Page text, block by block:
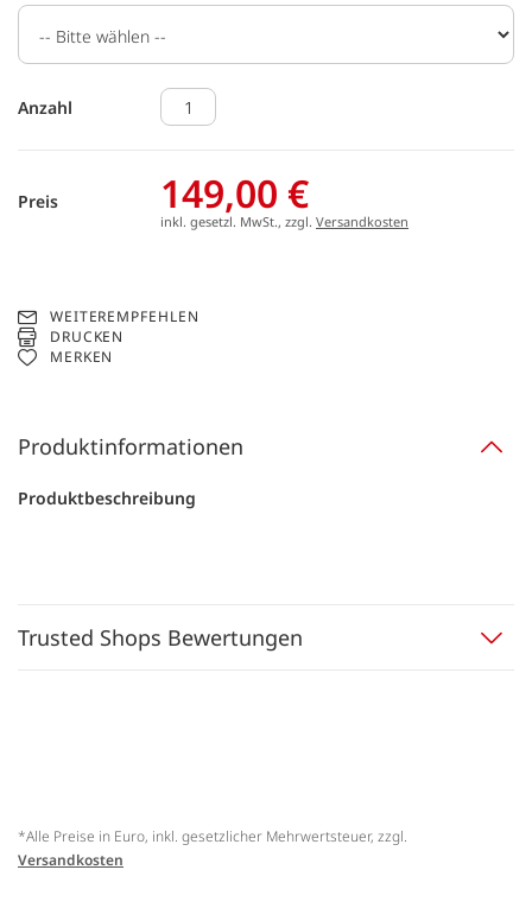
Anzahl
Preis 149,00 €
inkl. gesetzl. MwSt., zzgl. Versandkosten
WEITEREMPFEHLEN
DRUCKEN
MERKEN
Produktinformationen
Produktbeschreibung
Trusted Shops Bewertungen
*Alle Preise in Euro, inkl. gesetzlicher Mehrwertsteuer, zzgl.
Versandkosten